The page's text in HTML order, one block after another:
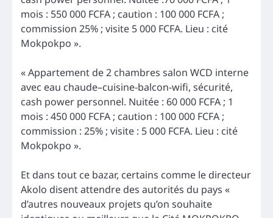
mois : 550 000 FCFA ; caution : 100 000 FCFA ;
commission 25% ; visite 5 000 FCFA. Lieu : cité
Mokpokpo ».
« Appartement de 2 chambres salon WCD interne
avec eau chaude–cuisine-balcon-wifi, sécurité,
cash power personnel. Nuitée : 60 000 FCFA ; 1
mois : 450 000 FCFA ; caution : 100 000 FCFA ;
commission : 25% ; visite : 5 000 FCFA. Lieu : cité
Mokpokpo ».
Et dans tout ce bazar, certains comme le directeur
Akolo disent attendre des autorités du pays «
d’autres nouveaux projets qu’on souhaite